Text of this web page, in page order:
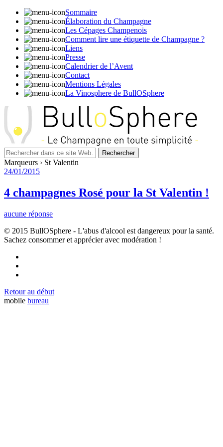
Sommaire
Élaboration du Champagne
Les Cépages Champenois
Comment lire une étiquette de Champagne ?
Liens
Presse
Calendrier de l’Avent
Contact
Mentions Légales
La Vinosphere de BullOSphere
Marqueurs › St Valentin
24/01/2015
4 champagnes Rosé pour la St Valentin !
aucune réponse
© 2015 BullOSphere - L'abus d'alcool est dangereux pour la santé.
Sachez consommer et apprécier avec modération !
Retour au début
mobile bureau